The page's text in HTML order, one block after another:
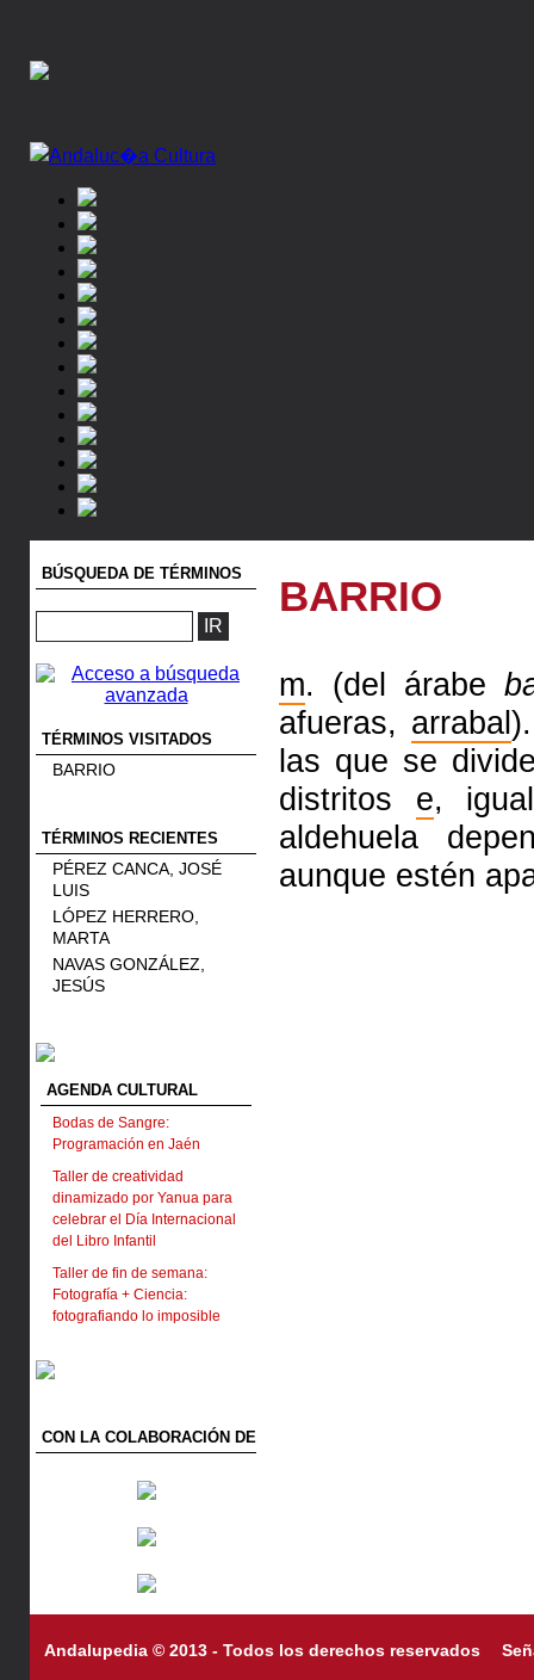
BÚSQUEDA DE TÉRMINOS
TÉRMINOS VISITADOS
BARRIO
TÉRMINOS RECIENTES
PÉREZ CANCA, JOSÉ
LUIS
LÓPEZ HERRERO,
MARTA
NAVAS GONZÁLEZ,
JESÚS
AGENDA CULTURAL
Bodas de Sangre:
Programación en Jaén
Taller de creatividad
dinamizado por Yanua para
celebrar el Día Internacional
del Libro Infantil
Taller de fin de semana:
Fotografía + Ciencia:
fotografiando lo imposible
CON LA COLABORACIÓN DE
BARRIO
m. (del árabe
afueras, arrabal
las que se
distritos e,
aldehuela
aunque estén
Andalupedia © 2013 - Todos los derechos reservados